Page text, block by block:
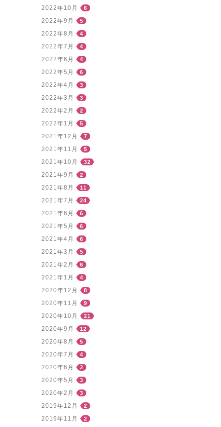
2022年10月 6
2022年9月 5
2022年8月 4
2022年7月 4
2022年6月 4
2022年5月 6
2022年4月 3
2022年3月 3
2022年2月 2
2022年1月 5
2021年12月 7
2021年11月 5
2021年10月 32
2021年9月 2
2021年8月 11
2021年7月 24
2021年6月 6
2021年5月 6
2021年4月 6
2021年3月 5
2021年2月 6
2021年1月 4
2020年12月 8
2020年11月 9
2020年10月 21
2020年9月 12
2020年8月 5
2020年7月 4
2020年6月 2
2020年5月 3
2020年2月 3
2019年12月 2
2019年11月 2